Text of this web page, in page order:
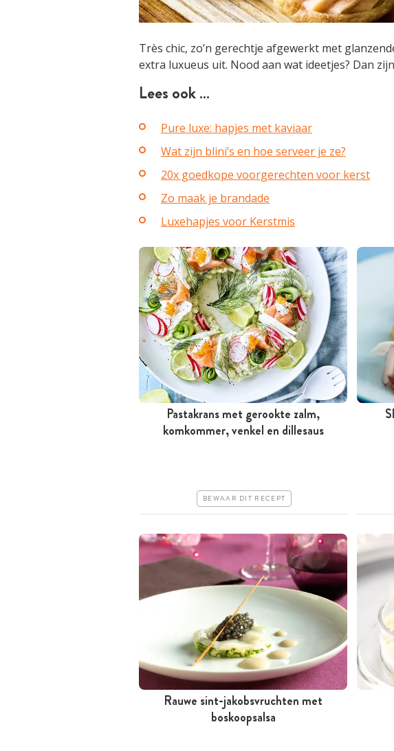
Très chic, zo’n gerechtje afgewerkt met
extra luxueus uit. Nood aan wat ideetjes? Dan
Lees ook …
Pure luxe: hapjes met kaviaar
Wat zijn blini’s en hoe serveer je ze?
20x goedkope voorgerechten voor kerst
Zo maak je brandade
Luxehapjes voor Kerstmis
Tussen 30 minuten en 1 uur
Pastakrans met gerookte zalm,
komkommer, venkel en dillesaus
BEWAAR DIT RECEPT
Minder dan 30 minuten
Rauwe sint-jakobsvruchten met
boskoopsalsa